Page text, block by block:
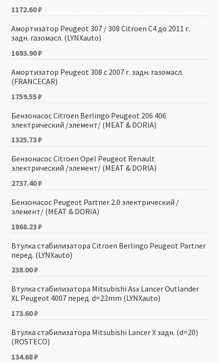
1172.60₽
Амортизатор Peugeot 307 / 308 Citroen C4 до 2011 г.
задн. газомасл. (LYNXauto)
1693.90₽
Амортизатор Peugeot 308 с 2007 г. задн. газомасл.
(FRANCECAR)
1759.55₽
Бензонасос Citroen Berlingo Peugeot 206 406
электрический /элемент/ (MEAT & DORIA)
1325.73₽
Бензонасос Citroen Opel Peugeot Renault
электрический /элемент/ (MEAT & DORIA)
2737.40₽
Бензонасос Peugeot Partner 2.0 электрический /
элемент/ (MEAT & DORIA)
1868.23₽
Втулка стабилизатора Citroen Berlingo Peugeot Partner
перед. (LYNXauto)
238.00₽
Втулка стабилизатора Mitsubishi Asx Lancer Outlander
XL Peugeot 4007 перед. d=22mm (LYNXauto)
173.60₽
Втулка стабилизатора Mitsubishi Lancer X задн. (d=20)
(ROSTECO)
134.68₽